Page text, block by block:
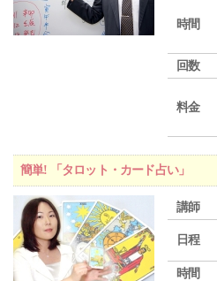
時間
回数
料金
簡単! 「タロット・カード占い」
講師
日程
時間